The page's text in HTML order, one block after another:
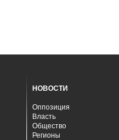
НОВОСТИ
Оппозиция
Власть
Общество
Регионы